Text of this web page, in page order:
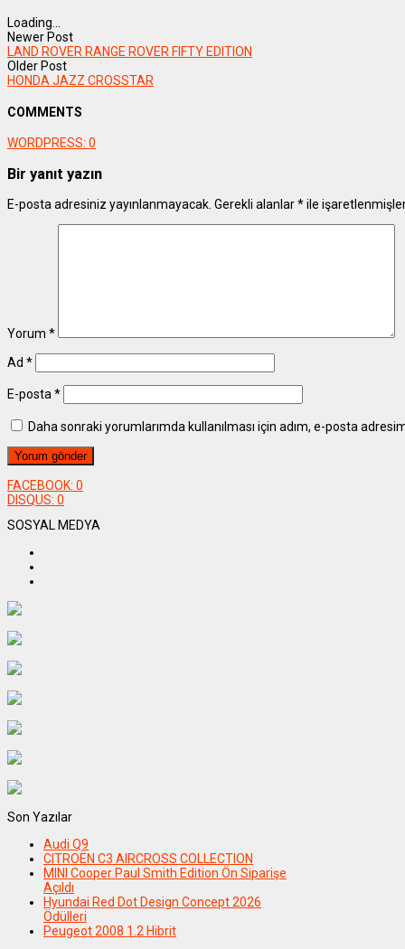
Loading...
Newer Post
LAND ROVER RANGE ROVER FIFTY EDITION
Older Post
HONDA JAZZ CROSSTAR
COMMENTS
WORDPRESS: 0
Bir yanıt yazın
E-posta adresiniz yayınlanmayacak. Gerekli alanlar*ile
Yorum *
Ad *
E-posta *
Daha sonraki yorumlarımda kullanılması için adım, e-posta
FACEBOOK: 0
DISQUS: 0
SOSYAL MEDYA
Son Yazılar
Audi Q9
CITROËN C3 AIRCROSS COLLECTION
MINI Cooper Paul Smith Edition Ön Siparişe
Açıldı
Hyundai Red Dot Design Concept 2026
Ödülleri
Peugeot 2008 1.2 Hibrit